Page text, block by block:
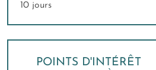
10 jours
POINTS D'INTÉRÊT